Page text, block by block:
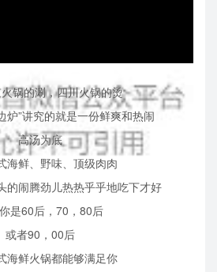
锅的涮，四川火锅的烫
炉”讲究的就是一份鲜爽和热闹
高汤为底
海鲜、野味、顶级肉肉
的闹腾劲儿热热乎乎地吃下才好
是60后，70，80后
或者90，00后
海鲜火锅都能够满足你